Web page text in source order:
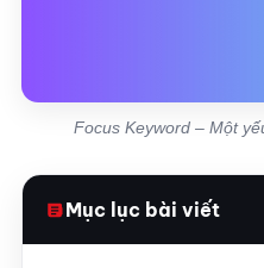
Focus Keyword – Một
Mục lục bài viết